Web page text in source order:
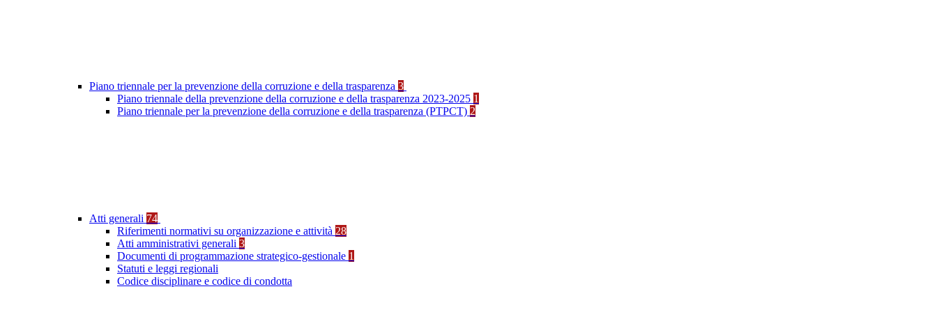
Piano triennale per la prevenzione della corruzione e della trasparenza 3
Piano triennale della prevenzione della corruzione e della trasparenza 2023-2025 1
Piano triennale per la prevenzione della corruzione e della trasparenza (PTPCT) 2
Atti generali 74
Riferimenti normativi su organizzazione e attività 28
Atti amministrativi generali 3
Documenti di programmazione strategico-gestionale 1
Statuti e leggi regionali
Codice disciplinare e codice di condotta